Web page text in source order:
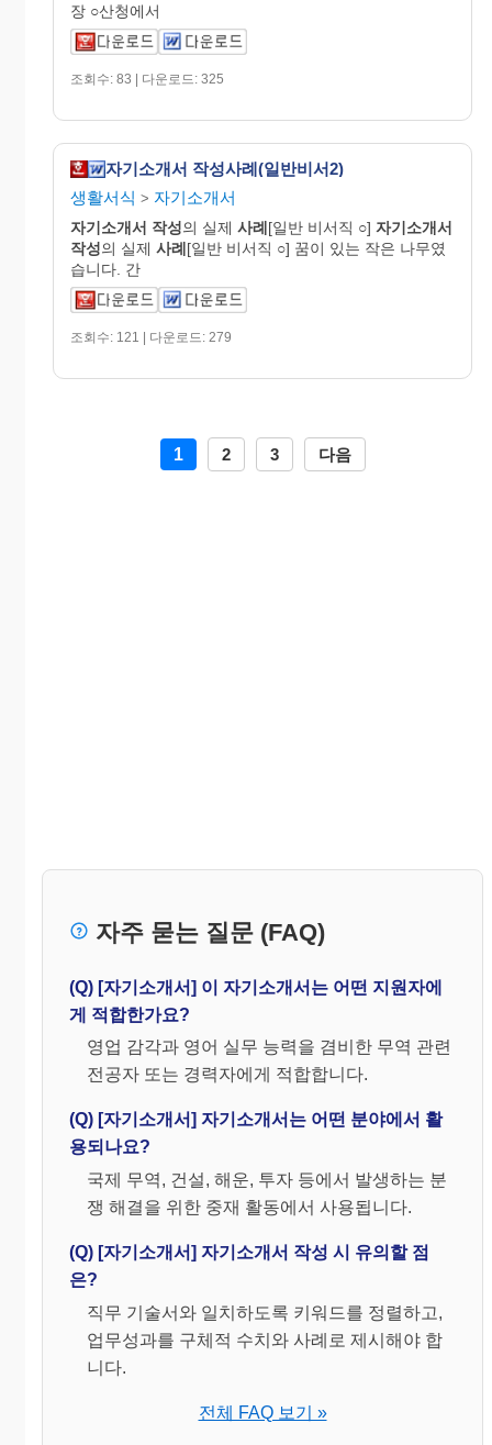
장 ○산청에서
조회수: 83 | 다운로드: 325
자기소개서 작성사례(일반비서2)
생활서식 > 자기소개서
자기소개서 작성의 실제 사례[일반 비서직 ○] 자기소개서
작성의 실제 사례[일반 비서직 ○] 꿈이 있는 작은 나무였
습니다. 간
조회수: 121 | 다운로드: 279
1 2 3 다음
자주 묻는 질문 (FAQ)
(Q) [자기소개서] 이 자기소개서는 어떤 지원자에
게 적합한가요?
영업 감각과 영어 실무 능력을 겸비한 무역 관련
전공자 또는 경력자에게 적합합니다.
(Q) [자기소개서] 자기소개서는 어떤 분야에서 활
용되나요?
국제 무역, 건설, 해운, 투자 등에서 발생하는 분
쟁 해결을 위한 중재 활동에서 사용됩니다.
(Q) [자기소개서] 자기소개서 작성 시 유의할 점
은?
직무 기술서와 일치하도록 키워드를 정렬하고,
업무성과를 구체적 수치와 사례로 제시해야 합
니다.
전체 FAQ 보기 »